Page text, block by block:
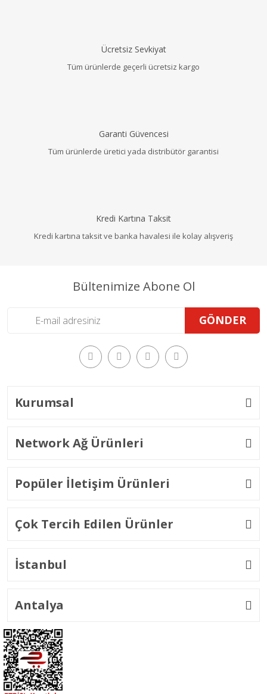
Ücretsiz Sevkiyat
Tüm ürünlerde geçerli ücretsiz kargo
Garanti Güvencesi
Tüm ürünlerde üretici yada distribütör garantisi
Kredi Kartına Taksit
Kredi kartına taksit ve banka havalesi ile kolay alışveriş
Bültenimize Abone Ol
GÖNDER
Kurumsal
Network Ağ Ürünleri
Popüler İletişim Ürünleri
Çok Tercih Edilen Ürünler
İstanbul
Antalya